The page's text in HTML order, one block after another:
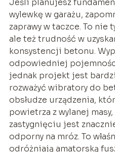
Jeśli planujesz
wylewkę w garażu,
zaprawy w taczce. To nie
ale też trudność w
konsystencji betonu.
odpowiedniej
jednak projekt jest
rozważyć wibratory do
obsłudze urządzenia,
powietrza z wylanej
zastygnięciu jest
odporny na mróz. To
odróżniają amatorską